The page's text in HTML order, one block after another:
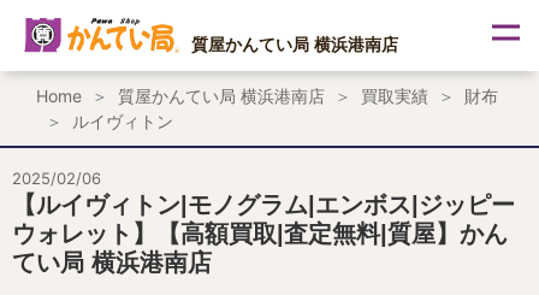
ス
プ
質屋かんてい局 横浜港南店
Home 質屋かんてい局 横浜港南店 買取実績
財布
ルイヴィトン
2025/02/06
【ルイヴィトン|モノグラム|エンボス|ジッピー
ウォレット】【高額買取|査定無料|質屋】かん
てい局 横浜港南店